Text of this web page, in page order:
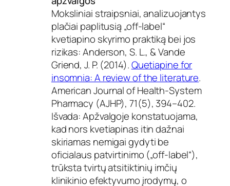
Moksliniai straipsniai, analizuojantys
plačiai paplitusią „off-label“
kvetiapino skyrimo praktiką bei jos
rizikas: Anderson, S. L., & Vande
Griend, J. P. (2014).Quetiapine for
insomnia: A review of the literature.
American Journal of Health-System
Pharmacy (AJHP), 71(5), 394–402.
Išvada: Apžvalgoje konstatuojama,
kad nors kvetiapinas itin dažnai
skiriamas nemigai gydyti be
oficialaus patvirtinimo („off-label“),
trūksta tvirtų atsitiktinių imčių
klinikinio efektyvumo įrodymų, o